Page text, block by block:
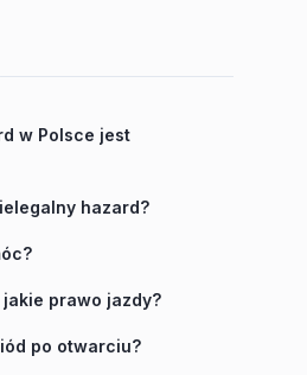
w Polsce jest
hazard?
prawo jazdy?
po otwarciu?